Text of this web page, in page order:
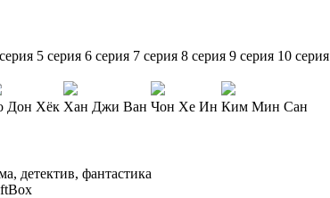
5 серия 6 серия 7 серия 8 серия 9 серия 10 серия
Дон Хёк Хан Джи Ван Чон Хе Ин Ким Мин Сан
детектив, фантастика